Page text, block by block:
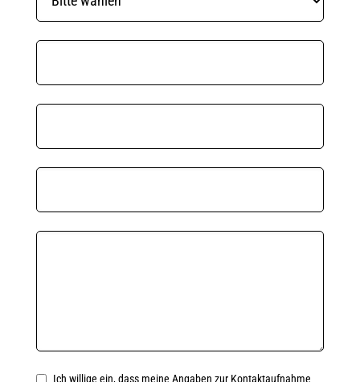
Ich willige ein, dass meine Angaben zur Kontaktaufnahme